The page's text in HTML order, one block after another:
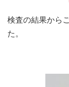
検査の結果から
た。